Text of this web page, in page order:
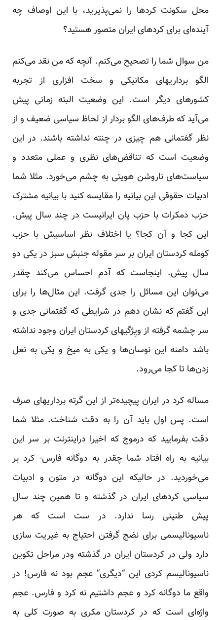
محل سکونت کرد‌ها را نمی‌پذیرید، با این اوصاف چه
آینده‌ای برای کردهای ایران متصور هستید؟
من سوال شما را تصحیح می‌کنم. آنچه که من نقد می‌کنم
الگو برداریهای مکانیکی و سخت افزاری از تجربه
کشورهای دیگر است. این وضعیت البته زمانی پیش
می‌آید که طرف‌های الگو بردار از لحاظ سیاسی ضعیف و از
نظر گفتمانی هم چیزی در چنته نداشته باشند. در این
وضعیت است که تناقض‌های نظری و عملی متعدد و
سیاست‌های ناروشن هویتی به چشم می‌خورد. مثلا شما
ادبیات حقوقی این بیانیه را مقایسه کنید با بیانیه مشترک
حزب دمکرات با حزب پان ایرانیست در چند سال پیش.
این کجا و آن کجا؟ یا اختلاف نظر اساسیش با حزب
کومله کردستان ایران بر سر مقوله جنبش سبز در یکی دو
سال پیش. اینجاست که آدم احساس می‌کند چقدر
می‌توان این مسائل را جدی گرفت. این مثال‌ها را برای
این گفتم که نشان دهم در شرایطی که گفتمانی جدی و
سر چشمه گرفته از ویِژگیهای کردستان ایران وجود نداشته
باشد دامنه این نوسان‌ها و یکی به میخ و یکی به نعل
زدن‌ها تا کجا می‌رود.
مساله کرد در ایران پیچیده‌تر از این گرته برداریهای صرف
است. پس اول باید آن را به دقت شناخت. مثلا شما
دقت بفرمایید که درموج که اخیرا دراینترنت بر سر این
بیانیه به راه افتاد شما چقدر به دوگانه فارس- کرد بر
می‌خوردید. در حالیکه این دوگانه در متون و ادبیات
سیاسی کردهای ایران در گذشته و تا همین چند سال
پیش طنینی رسا ندارد. در ست است که هر
ناسیونالیسمی برای نضج گرفتن احتیاج به غیریت سازی
دارد ولی در کردستان ایران در گذشته ودر مراحل تکوین
ناسیونالیسم کردی این “دیگری” عجم بود نه فارس! در
واقع ما دوگانه کرد و عجم داشتیم نه کرد و فارس. عجم
واژه‌ای است که در کردستان مکری به صورت کلی به